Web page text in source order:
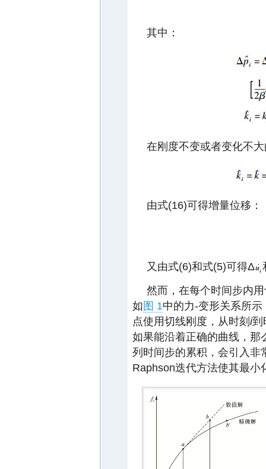
其中：
在刚度不变或者变化不
由式(16)可得增量位移：
又由式(6)和式(5)可得Δ
然而，在每个时间步内
如图 1中的力-变形关系所
点使用切线刚度，从时刻 i到
如果能沿着正确的曲线，那
列时间步的累积，会引入非
Raphson迭代方法使其最小